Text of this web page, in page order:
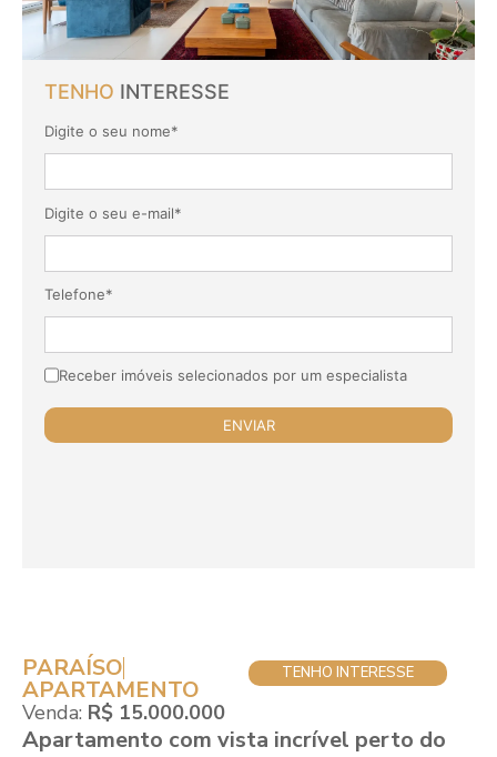
TENHO INTERESSE
Digite o seu nome*
Digite o seu e-mail*
Telefone*
Receber imóveis selecionados por um especialista
PARAÍSO
APARTAMENTO
Venda: R$ 15.000.000
TENHO INTERESSE
Apartamento com vista incrível perto do